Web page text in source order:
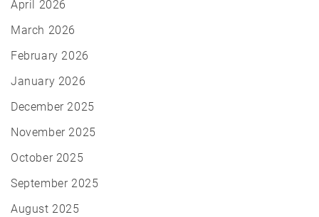
April 2026
March 2026
February 2026
January 2026
December 2025
November 2025
October 2025
September 2025
August 2025